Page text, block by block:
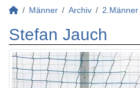
Männer Archiv 2.Männer
Stefan Jauch